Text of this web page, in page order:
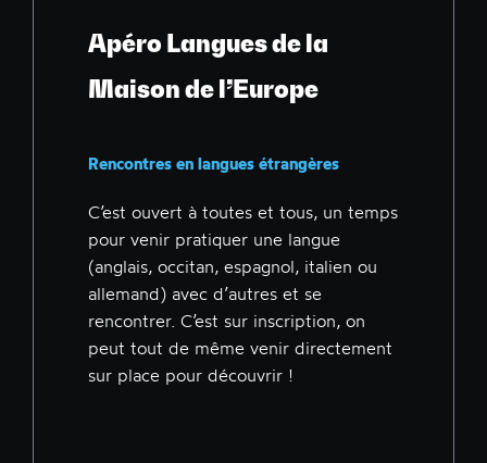
Apéro Langues de la
Maison de l’Europe
Rencontres en langues étrangères
C’est ouvert à toutes et tous, un temps
pour venir pratiquer une langue
(anglais, occitan, espagnol, italien ou
allemand) avec d’autres et se
rencontrer. C’est sur inscription, on
peut tout de même venir directement
sur place pour découvrir !